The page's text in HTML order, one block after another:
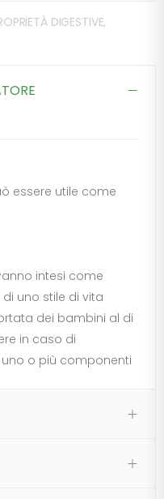
DIGESTIVE,
essere utile come
intesi come
uno stile di vita
dei bambini al di
in caso di
o più componenti